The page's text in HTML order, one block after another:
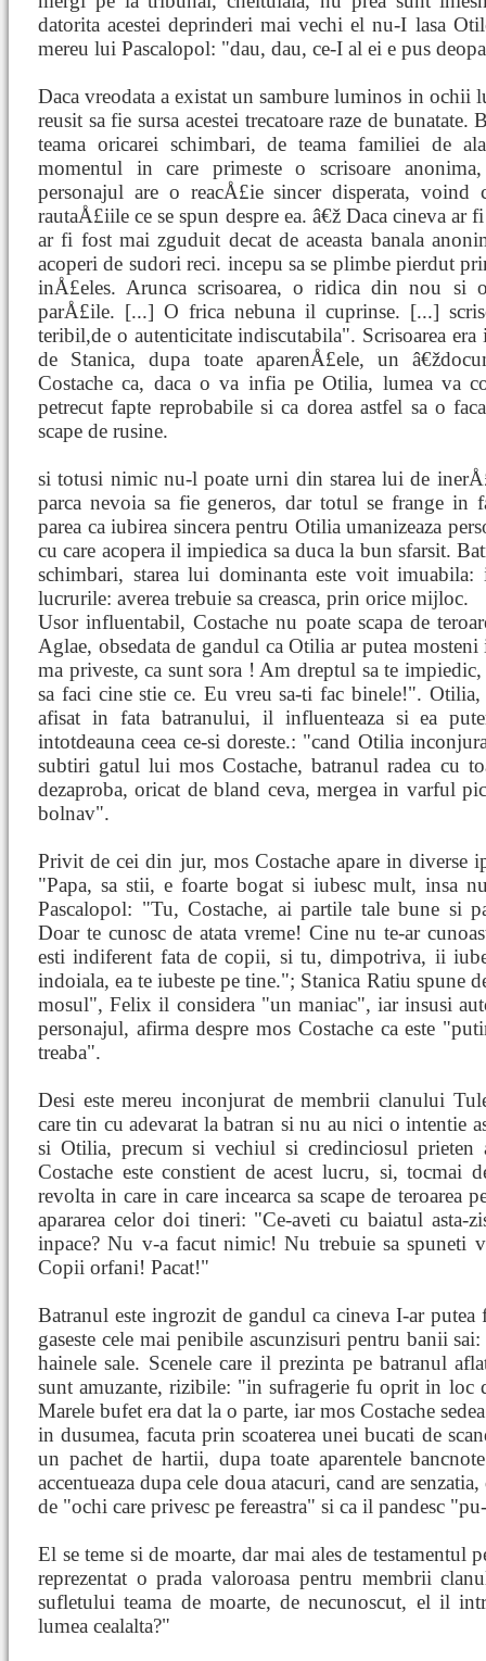
datorita acestei deprinderi mai vechi el nu-I lasa
mereu lui Pascalopol: "dau, dau, ce-I al ei e pus
Daca vreodata a existat un sambure luminos in ochii
reusit sa fie sursa acestei trecatoare raze de bunatate.
teama oricarei schimbari, de teama familiei de
momentul in care primeste o scrisoare
personajul are o reacÅ£ie sincer disperata,
rautaÅ£iile ce se spun despre ea. â€ž Daca cineva ar
ar fi fost mai zguduit decat de aceasta banala
acoperi de sudori reci. incepu sa se plimbe pierdut
inÅ£eles. Arunca scrisoarea, o ridica din nou si
parÅ£ile. [...] O frica nebuna il cuprinse. [...]
teribil,de o autenticitate indiscutabila". Scrisoarea
de Stanica, dupa toate aparenÅ£ele, un
Costache ca, daca o va infia pe Otilia, lumea va
petrecut fapte reprobabile si ca dorea astfel sa o
scape de rusine.
si totusi nimic nu-l poate urni din starea lui de
parca nevoia sa fie generos, dar totul se frange in
parea ca iubirea sincera pentru Otilia umanizeaza
cu care acopera il impiedica sa duca la bun sfarsit.
schimbari, starea lui dominanta este voit
lucrurile: averea trebuie sa creasca, prin orice mijloc.
Usor influentabil, Costache nu poate scapa de
Aglae, obsedata de gandul ca Otilia ar putea
ma priveste, ca sunt sora ! Am dreptul sa te
sa faci cine stie ce. Eu vreu sa-ti fac binele!".
afisat in fata batranului, il influenteaza si ea
intotdeauna ceea ce-si doreste.: "cand Otilia
subtiri gatul lui mos Costache, batranul radea cu
dezaproba, oricat de bland ceva, mergea in varful
bolnav".
Privit de cei din jur, mos Costache apare in diverse
"Papa, sa stii, e foarte bogat si iubesc mult, insa
Pascalopol: "Tu, Costache, ai partile tale bune si
Doar te cunosc de atata vreme! Cine nu te-ar
esti indiferent fata de copii, si tu, dimpotriva, ii
indoiala, ea te iubeste pe tine."; Stanica Ratiu spune
mosul", Felix il considera "un maniac", iar insusi
personajul, afirma despre mos Costache ca este
treaba".
Desi este mereu inconjurat de membrii clanului
care tin cu adevarat la batran si nu au nici o intentie
si Otilia, precum si vechiul si credinciosul prieten
Costache este constient de acest lucru, si, tocmai
revolta in care in care incearca sa scape de teroarea
apararea celor doi tineri: "Ce-aveti cu baiatul asta-
inpace? Nu v-a facut nimic! Nu trebuie sa
Copii orfani! Pacat!"
Batranul este ingrozit de gandul ca cineva I-ar putea
gaseste cele mai penibile ascunzisuri pentru banii
hainele sale. Scenele care il prezinta pe batranul
sunt amuzante, rizibile: "in sufragerie fu oprit in loc
Marele bufet era dat la o parte, iar mos Costache
in dusumea, facuta prin scoaterea unei bucati de
un pachet de hartii, dupa toate aparentele
accentueaza dupa cele doua atacuri, cand are
de "ochi care privesc pe fereastra" si ca il pandesc
El se teme si de moarte, dar mai ales de testamentul
reprezentat o prada valoroasa pentru membrii
sufletului teama de moarte, de necunoscut, el il
lumea cealalta?"